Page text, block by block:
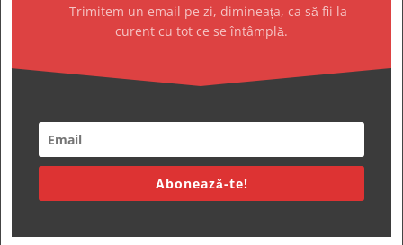
Trimitem un email pe zi, dimineața, ca să fii la
curent cu tot ce se întâmplă.
Abonează-te!